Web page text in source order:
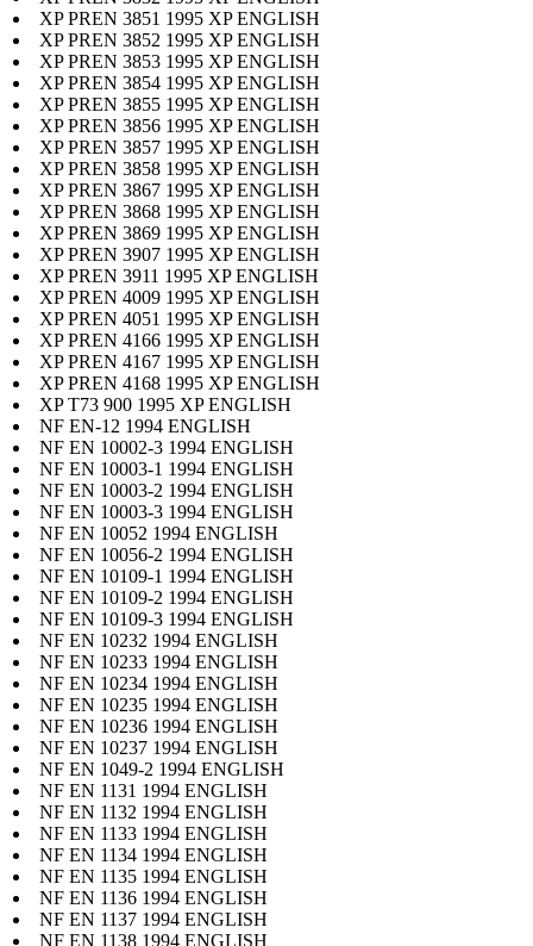
XP PREN 3851 1995 XP ENGLISH
XP PREN 3852 1995 XP ENGLISH
XP PREN 3853 1995 XP ENGLISH
XP PREN 3854 1995 XP ENGLISH
XP PREN 3855 1995 XP ENGLISH
XP PREN 3856 1995 XP ENGLISH
XP PREN 3857 1995 XP ENGLISH
XP PREN 3858 1995 XP ENGLISH
XP PREN 3867 1995 XP ENGLISH
XP PREN 3868 1995 XP ENGLISH
XP PREN 3869 1995 XP ENGLISH
XP PREN 3907 1995 XP ENGLISH
XP PREN 3911 1995 XP ENGLISH
XP PREN 4009 1995 XP ENGLISH
XP PREN 4051 1995 XP ENGLISH
XP PREN 4166 1995 XP ENGLISH
XP PREN 4167 1995 XP ENGLISH
XP PREN 4168 1995 XP ENGLISH
XP T73 900 1995 XP ENGLISH
NF EN-12 1994 ENGLISH
NF EN 10002-3 1994 ENGLISH
NF EN 10003-1 1994 ENGLISH
NF EN 10003-2 1994 ENGLISH
NF EN 10003-3 1994 ENGLISH
NF EN 10052 1994 ENGLISH
NF EN 10056-2 1994 ENGLISH
NF EN 10109-1 1994 ENGLISH
NF EN 10109-2 1994 ENGLISH
NF EN 10109-3 1994 ENGLISH
NF EN 10232 1994 ENGLISH
NF EN 10233 1994 ENGLISH
NF EN 10234 1994 ENGLISH
NF EN 10235 1994 ENGLISH
NF EN 10236 1994 ENGLISH
NF EN 10237 1994 ENGLISH
NF EN 1049-2 1994 ENGLISH
NF EN 1131 1994 ENGLISH
NF EN 1132 1994 ENGLISH
NF EN 1133 1994 ENGLISH
NF EN 1134 1994 ENGLISH
NF EN 1135 1994 ENGLISH
NF EN 1136 1994 ENGLISH
NF EN 1137 1994 ENGLISH
NF EN 1138 1994 ENGLISH